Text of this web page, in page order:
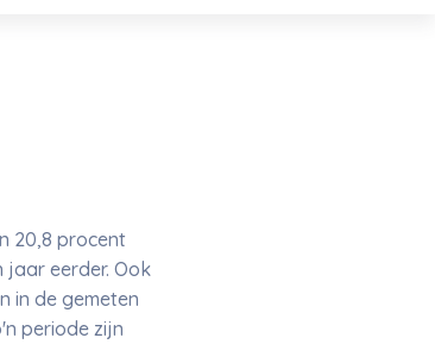
20,8 procent
jaar eerder. Ook
in de gemeten
periode zijn